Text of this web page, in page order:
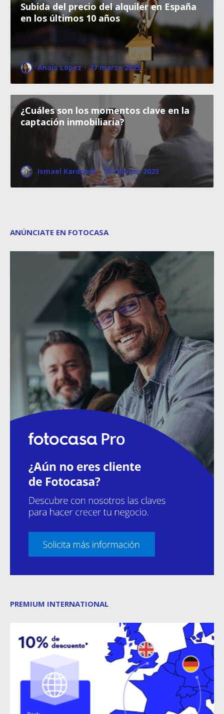
Subida del precio del alquiler en España
en los últimos 10 años
Anaïs López · 27 marzo 2025
¿Cuáles son los momentos clave en la
captación inmobiliaria?
Ismael Kardoudi · 15 febrero 2023
ANÚNCIATE EN FOTOCASA
PREMIUM INTERNATIONAL